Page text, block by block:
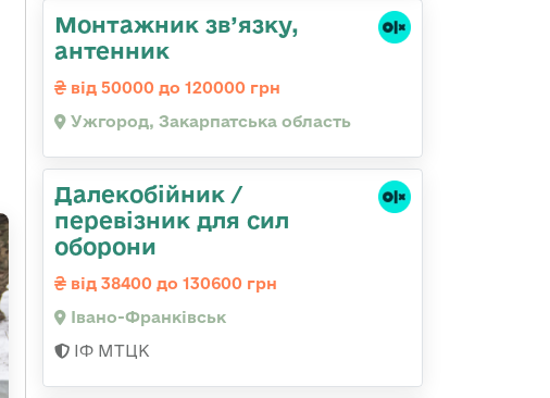
Монтажник зв’язку,
антенник
від 50000 до 120000 грн
Ужгород, Закарпатська область
Далекобійник /
перевізник для сил
оборони
від 38400 до 130600 грн
Івано-Франківськ
ІФ МТЦК